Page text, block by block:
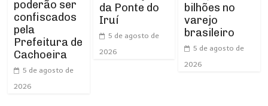
poderão ser
confiscados
pela
Prefeitura de
Cachoeira
5 de agosto de
2026
da Ponte do
Iruí
5 de agosto de
2026
bilhões no
varejo
brasileiro
5 de agosto de
2026